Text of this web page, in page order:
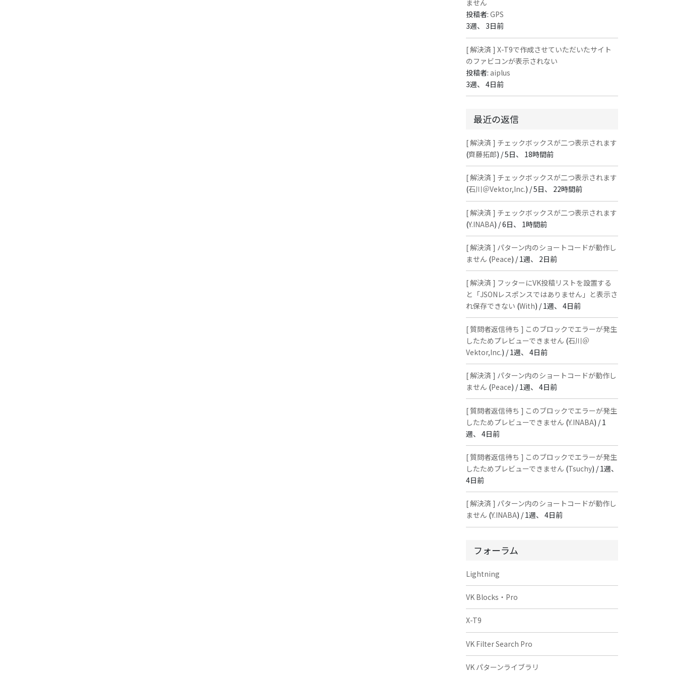
ません
投稿者:GPS
3週、 3日前
[ 解決済 ] X-T9で作成させていただいたサイト
のファビコンが表示されない
投稿者:aiplus
3週、 4日前
最近の返信
[ 解決済 ] チェックボックスが二つ表示されます
(齊藤拓郎) /5日、 18時間前
[ 解決済 ] チェックボックスが二つ表示されます
(石川＠Vektor,Inc.) /5日、 22時間前
[ 解決済 ] チェックボックスが二つ表示されます
(Y.INABA) /6日、 1時間前
[ 解決済 ] パターン内のショートコードが動作し
ません (Peace) /1週、 2日前
[ 解決済 ] フッターにVK投稿リストを設置する
と「JSONレスポンスではありません」と表示さ
れ保存できない (With) /1週、 4日前
[ 質問者返信待ち ] このブロックでエラーが発生
したためプレビューできません (石川＠
Vektor,Inc.) /1週、 4日前
[ 解決済 ] パターン内のショートコードが動作し
ません (Peace) /1週、 4日前
[ 質問者返信待ち ] このブロックでエラーが発生
したためプレビューできません (Y.INABA) /1
週、 4日前
[ 質問者返信待ち ] このブロックでエラーが発生
したためプレビューできません (Tsuchy) /1週、
4日前
[ 解決済 ] パターン内のショートコードが動作し
ません (Y.INABA) /1週、 4日前
フォーラム
Lightning
VK Blocks・Pro
X-T9
VK Filter Search Pro
VK パターンライブラリ